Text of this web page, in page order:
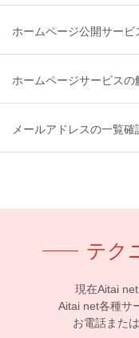
ホームページ公開サービ
ホームページサービスの
メールアドレスの一覧確
テク
現在Aitai
Aitai net各種サ
お電話また